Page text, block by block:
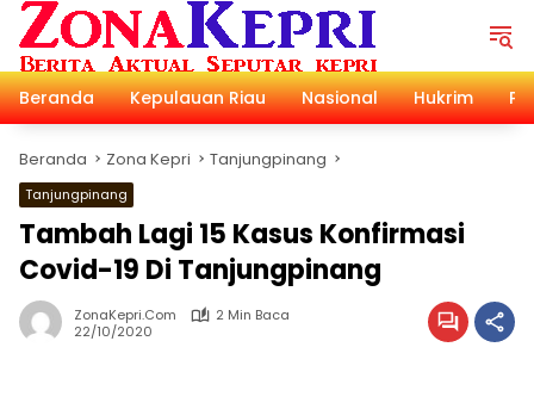
Langsung
konten
Beranda
Kepulauan Riau Nasional Hukrim
Beranda Zona Kepri Tanjungpinang
Tanjungpinang
Tambah Lagi 15 Kasus Konfirmasi
Covid-19 Di Tanjungpinang
ZonaKepri.com
2 Min Baca
22/10/2020